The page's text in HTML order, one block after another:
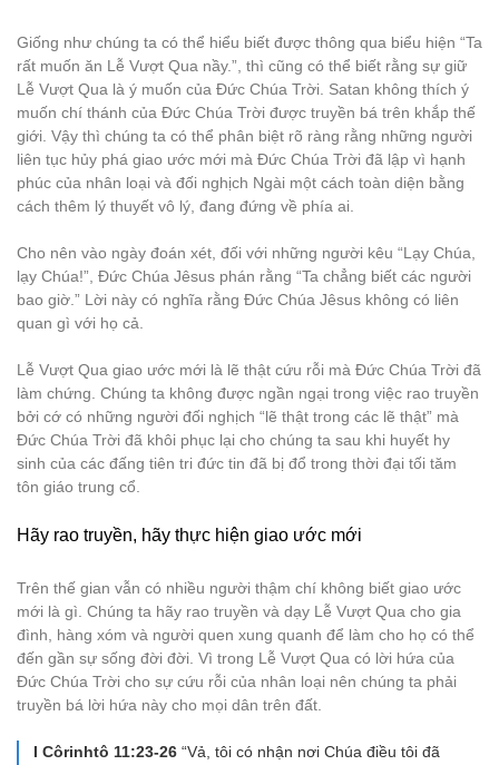
Giống như chúng ta có thể hiểu biết được thông qua biểu hiện “Ta
rất muốn ăn Lễ Vượt Qua nầy.”, thì cũng có thể biết rằng sự giữ
Lễ Vượt Qua là ý muốn của Đức Chúa Trời. Satan không thích ý
muốn chí thánh của Đức Chúa Trời được truyền bá trên khắp thế
giới. Vậy thì chúng ta có thể phân biệt rõ ràng rằng những người
liên tục hủy phá giao ước mới mà Đức Chúa Trời đã lập vì hạnh
phúc của nhân loại và đối nghịch Ngài một cách toàn diện bằng
cách thêm lý thuyết vô lý, đang đứng về phía ai.
Cho nên vào ngày đoán xét, đối với những người kêu “Lạy Chúa,
lạy Chúa!”, Đức Chúa Jêsus phán rằng “Ta chẳng biết các người
bao giờ.” Lời này có nghĩa rằng Đức Chúa Jêsus không có liên
quan gì với họ cả.
Lễ Vượt Qua giao ước mới là lẽ thật cứu rỗi mà Đức Chúa Trời đã
làm chứng. Chúng ta không được ngần ngại trong việc rao truyền
bởi cớ có những người đối nghịch “lẽ thật trong các lẽ thật” mà
Đức Chúa Trời đã khôi phục lại cho chúng ta sau khi huyết hy
sinh của các đấng tiên tri đức tin đã bị đổ trong thời đại tối tăm
tôn giáo trung cổ.
Hãy rao truyền, hãy thực hiện giao ước mới
Trên thế gian vẫn có nhiều người thậm chí không biết giao ước
mới là gì. Chúng ta hãy rao truyền và dạy Lễ Vượt Qua cho gia
đình, hàng xóm và người quen xung quanh để làm cho họ có thể
đến gần sự sống đời đời. Vì trong Lễ Vượt Qua có lời hứa của
Đức Chúa Trời cho sự cứu rỗi của nhân loại nên chúng ta phải
truyền bá lời hứa này cho mọi dân trên đất.
I Côrinhtô 11:23-26 “Vả, tôi có nhận nơi Chúa điều tôi đã